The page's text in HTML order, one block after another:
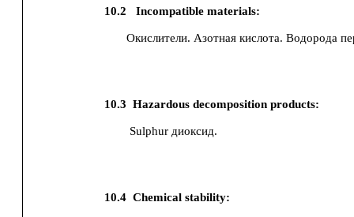
10.2 Incompatible materials:
Окислители. Азотная кислота. Водорода
10.3 Hazardous decomposition products:
Sulphur диоксид.
10.4 Chemical stability: